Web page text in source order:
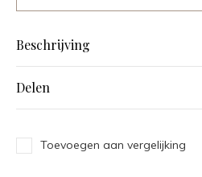
Beschrijving
Delen
Toevoegen aan vergelijking